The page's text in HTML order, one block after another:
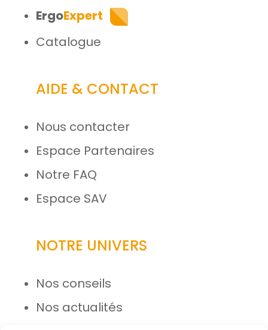
ErgoExpert
Catalogue
AIDE & CONTACT
Nous contacter
Espace Partenaires
Notre FAQ
Espace SAV
NOTRE UNIVERS
Nos conseils
Nos actualités